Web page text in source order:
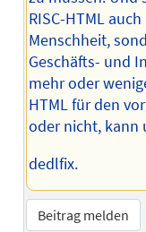
RISC-HTML
Menschheit,
Geschäfts- und
mehr oder
HTML für den
oder nicht, kann
dedlfix.
Beitrag melden